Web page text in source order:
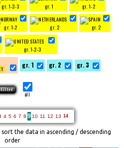
gr. 1-2-3 gr. 1 gr. 1-2
gr. 1-2 gr. 2 gr. 2
gr. 1-2-3
gr. 1 gr. 2 gr. 3
all
4 5 6 7 8 9 10 11 12 13 14
the data in ascending / descending
order